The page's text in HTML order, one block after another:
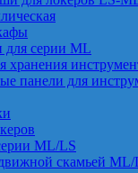
серии ML
хранения
панели для
ML/LS
скамьей ML/